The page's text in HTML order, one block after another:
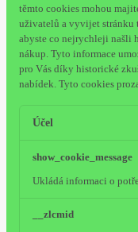
těmto cookies mohou
uživatelů a vyvijet stránku
abyste co nejrychleji našli
nákup. Tyto informace
pro Vás díky historické
nabídek. Tyto cookies
Účel
show_cookie_message
Ukládá informaci o
__zlcmid